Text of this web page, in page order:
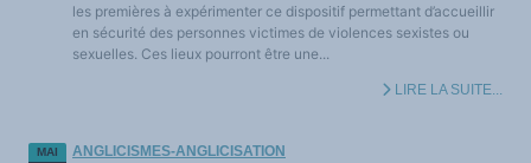
les premières à expérimenter ce dispositif permettant d’accueillir
en sécurité des personnes victimes de violences sexistes ou
sexuelles. Ces lieux pourront être une...
LIRE LA SUITE...
MAI
ANGLICISMES-ANGLICISATION